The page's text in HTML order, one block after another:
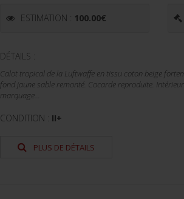
ESTIMATION : 100.00€
DÉTAILS :
Calot tropical de la Luftwaffe en tissu coton beige
fond jaune sable remonté. Cocarde reproduite.
marquage...
CONDITION : II+
PLUS DE DÉTAILS